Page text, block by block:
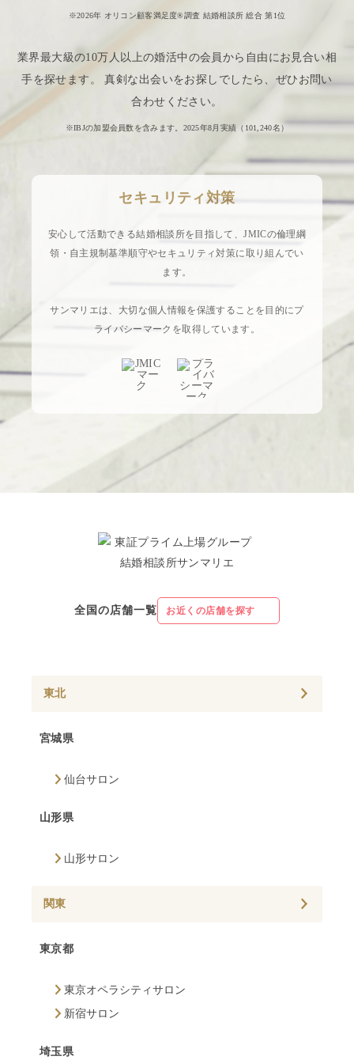
※2026年 オリコン顧客満足度®調査 結婚相談所 総合 第1位
業界最大級の10万人以上の婚活中の会員から自由にお見合い相
手を探せます。 真剣な出会いをお探しでしたら、ぜひお問い
合わせください。
※IBJの加盟会員数を含みます。2025年8月実績（ 101,240名）
セキュリティ対策
安心して活動できる結婚相談所を目指して、JMICの倫理綱
領・自主規制基準順守やセキュリティ対策に取り組んでい
ます。
サンマリエは、大切な個人情報を保護することを目的にプ
ライバシーマークを取得しています。
全国の店舗一覧 お近くの店舗を探す
東北
宮城県
仙台サロン
山形県
山形サロン
関東
東京都
東京オペラシティサロン
新宿サロン
埼玉県